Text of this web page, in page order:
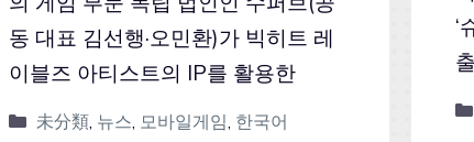
동 대표 김선행·오민환)가 빅히트 레
이블즈 아티스트의 IP를 활용한
未分類 뉴스 모바일게임 한국어
‘